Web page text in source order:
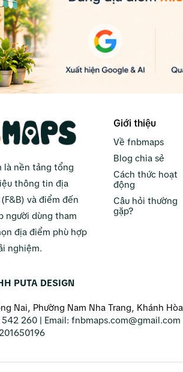
là nền tảng tổng
thông tin địa
và điểm đến
người dùng tham
địa điểm phù hợp
nghiệm.
Giới thiệu
Về fnbmaps
Blog chia sẻ
Cách thức hoạt
động
Câu hỏi thường
gặp?
PUTA DESIGN
Nai, Phường Nam Nha Trang, Khánh Hòa
542 260 | Email: fnbmaps.com@gmail.com